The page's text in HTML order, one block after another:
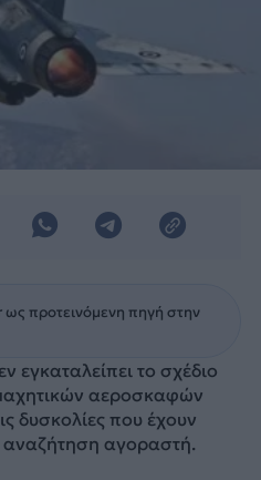
προτεινόμενη πηγή στην
εγκαταλείπει το σχέδιο
αεροσκαφών
δυσκολίες που έχουν
αγοραστή.